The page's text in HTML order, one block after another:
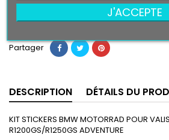

Partager
DESCRIPTION DÉTAILS DU
KIT STICKERS BMW MOTORRAD POUR
R1200GS/R1250GS ADVENTURE
J'ACCEPTE